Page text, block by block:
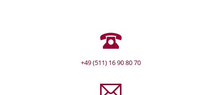
+49 (511) 16 90 80 70